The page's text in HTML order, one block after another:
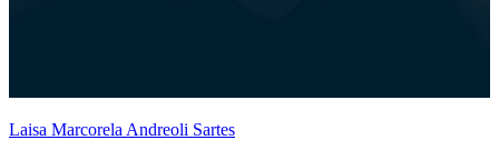
Laisa Marcorela Andreoli Sartes